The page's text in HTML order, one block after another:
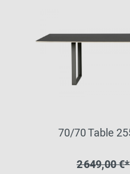
70/70 Table
2 649,00